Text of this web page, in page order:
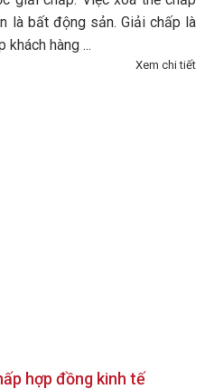
là bất động sản. Giải chấp là
khách hàng ...
Xem chi tiết
hợp đồng kinh tế